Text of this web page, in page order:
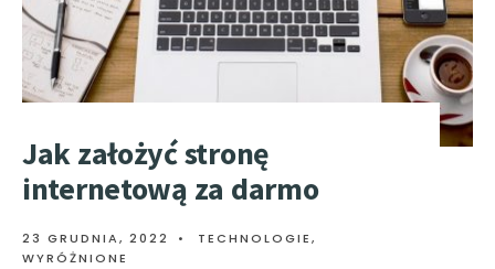
Jak założyć stronę
internetową za darmo
23 GRUDNIA, 2022 • TECHNOLOGIE,
WYRÓŻNIONE